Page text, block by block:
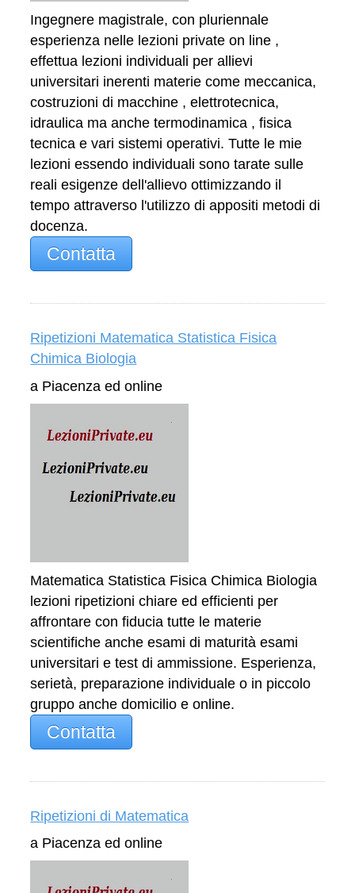
Ingegnere magistrale, con pluriennale
esperienza nelle lezioni private on line ,
effettua lezioni individuali per allievi
universitari inerenti materie come meccanica,
costruzioni di macchine , elettrotecnica,
idraulica ma anche termodinamica , fisica
tecnica e vari sistemi operativi. Tutte le mie
lezioni essendo individuali sono tarate sulle
reali esigenze dell'allievo ottimizzando il
tempo attraverso l'utilizzo di appositi metodi di
docenza.
Contatta
Ripetizioni Matematica Statistica Fisica
Chimica Biologia
a Piacenza ed online
Matematica Statistica Fisica Chimica Biologia
lezioni ripetizioni chiare ed efficienti per
affrontare con fiducia tutte le materie
scientifiche anche esami di maturità esami
universitari e test di ammissione. Esperienza,
serietà, preparazione individuale o in piccolo
gruppo anche domicilio e online.
Contatta
Ripetizioni di Matematica
a Piacenza ed online